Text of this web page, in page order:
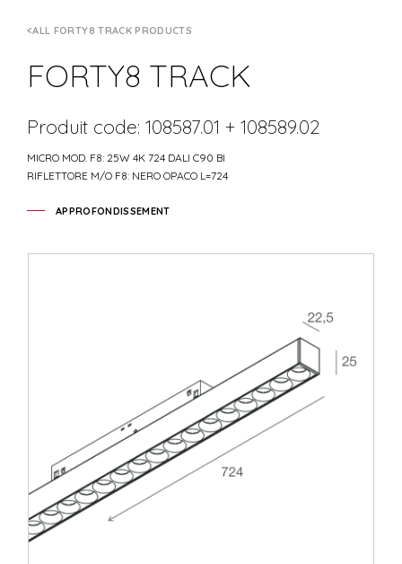
ALL FORTY8 TRACK PRODUCTS
FORTY8 TRACK
Produit code: 108587.01 + 108589.02
MICRO MOD. F8: 25W 4K 724 DALI C90 BI
RIFLETTORE M/O F8: NERO OPACO L=724
APPROFONDISSEMENT